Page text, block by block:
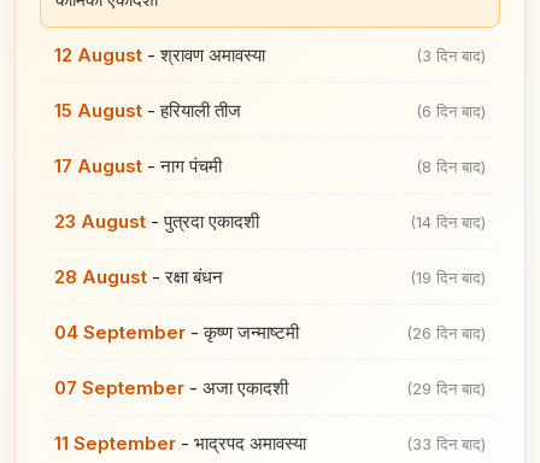
12 August -श्रावण अमावस्या (3 दिन बाद)
15 August -हरियाली तीज (6 दिन बाद)
17 August -नाग पंचमी (8 दिन बाद)
23 August -पुत्रदा एकादशी (14 दिन बाद)
28 August -रक्षा बंधन (19 दिन बाद)
04 September -कृष्ण जन्माष्टमी (26 दिन बाद)
07 September - अजा एकादशी (29 दिन बाद)
11 September - भाद्रपद अमावस्या (33 दिन बाद)